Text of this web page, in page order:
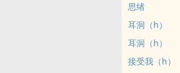
思绪
耳洞（h）
耳洞（h）
接受我（h）